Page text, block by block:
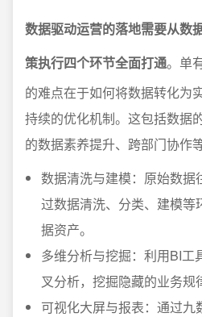
数据驱动运营的落地需要从数
策执行四个环节全面打通。单
的难点在于如何将数据转化为
持续的优化机制。这包括数据
的数据素养提升、跨部门协作
数据清洗与建模：原始数据
过数据清洗、分类、建模等
据资产。
多维分析与挖掘：利用BI工
叉分析，挖掘隐藏的业务规
可视化大屏与报表：通过九